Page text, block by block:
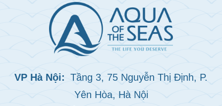
VP Hà Nội: Tầng 3, 75 Nguyễn Thị Định, P.
Yên Hòa, Hà Nội